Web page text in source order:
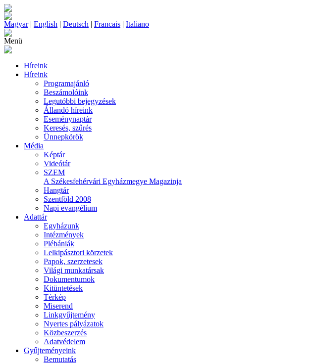
Magyar| English | Deutsch | Francais | Italiano
Menü
Híreink
Híreink
Programajánló
Beszámolóink
Legutóbbi bejegyzések
Állandó híreink
Eseménynaptár
Keresés, szűrés
Ünnepkörök
Média
Képtár
Videótár
SZEM
A Székesfehérvári Egyházmegye Magazinja
Hangtár
Szentföld 2008
Napi evangélium
Adattár
Egyházunk
Intézmények
Plébániák
Lelkipásztori körzetek
Papok, szerzetesek
Világi munkatársak
Dokumentumok
Kitüntetések
Térkép
Miserend
Linkgyűjtemény
Nyertes pályázatok
Közbeszerzés
Adatvédelem
Gyűjteményeink
Bemutatás